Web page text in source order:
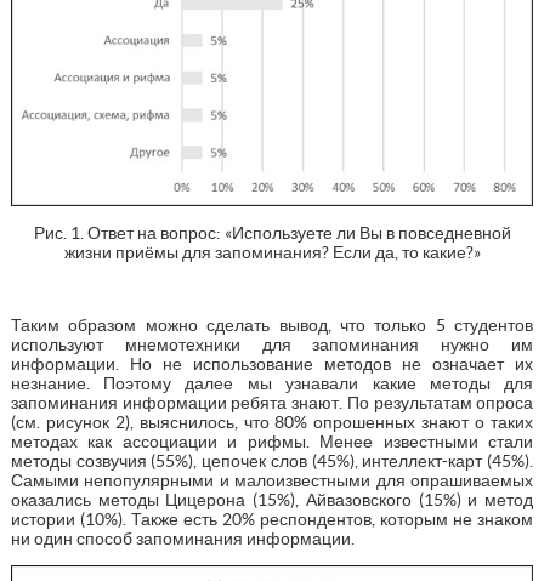
Рис. 1. Ответ на вопрос: «Используете ли Вы в повседневной
жизни приёмы для запоминания? Если да, то какие?»
Таким образом можно сделать вывод, что только 5 студентов
используют мнемотехники для запоминания нужно им
информации. Но не использование методов не означает их
незнание. Поэтому далее мы узнавали какие методы для
запоминания информации ребята знают. По результатам опроса
(см. рисунок 2), выяснилось, что 80% опрошенных знают о таких
методах как ассоциации и рифмы. Менее известными стали
методы созвучия (55%), цепочек слов (45%), интеллект-карт (45%).
Самыми непопулярными и малоизвестными для опрашиваемых
оказались методы Цицерона (15%), Айвазовского (15%) и метод
истории (10%). Также есть 20% респондентов, которым не знаком
ни один способ запоминания информации.